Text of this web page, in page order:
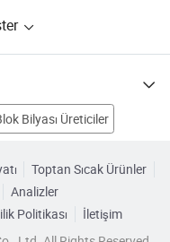
Bilyası Üreticiler
Fabrikalar
Toptan Sıcak Ürünler
Analizler
Politikası
İletişim